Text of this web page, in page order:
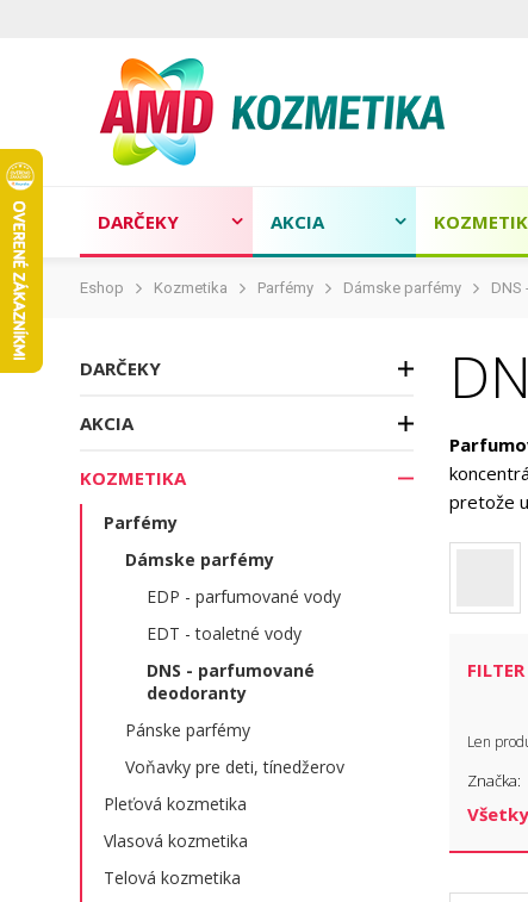
DARČEKY AKCIA
Eshop Kozmetika Parfémy Dámske parfémy DNS
DARČEKY
AKCIA
KOZMETIKA
Parfémy
Dámske parfémy
EDP - parfumované vody
EDT - toaletné vody
DNS - parfumované
deodoranty
Pánske parfémy
Voňavky pre deti, tínedžerov
Pleťová kozmetika
Vlasová kozmetika
Telová kozmetika
pretože
FILTER
Len
Značka: